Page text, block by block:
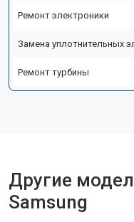
Ремонт электроники
Замена уплотнительных
Ремонт турбины
Другие
Samsung